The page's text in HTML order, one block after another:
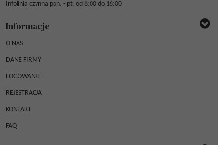
Infolinia czynna pon. - pt. od 8:00 do 16:00
Informacje
O NAS
DANE FIRMY
LOGOWANIE
REJESTRACJA
KONTAKT
FAQ